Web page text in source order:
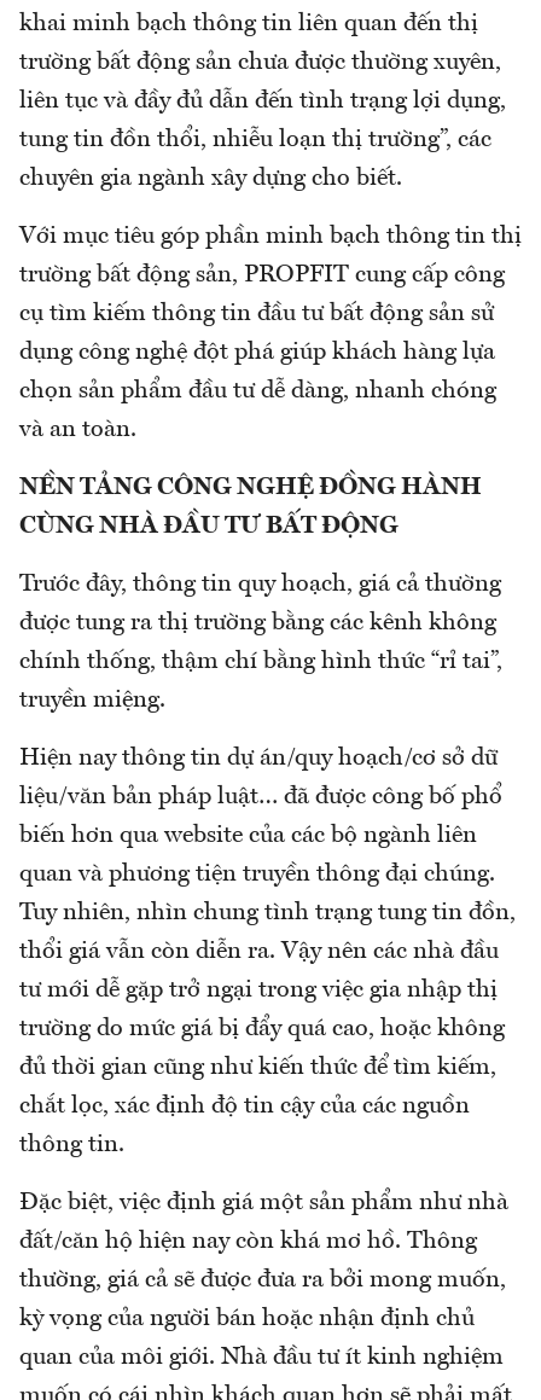
khai minh bạch thông tin liên quan đến thị
trường bất động sản chưa được thường xuyên,
liên tục và đầy đủ dẫn đến tình trạng lợi dụng,
tung tin đồn thổi, nhiễu loạn thị trường”, các
chuyên gia ngành xây dựng cho biết.
Với mục tiêu góp phần minh bạch thông tin thị
trường bất động sản, PROPFIT cung cấp công
cụ tìm kiếm thông tin đầu tư bất động sản sử
dụng công nghệ đột phá giúp khách hàng lựa
chọn sản phẩm đầu tư dễ dàng, nhanh chóng
và an toàn.
NỀN TẢNG CÔNG NGHỆ ĐỒNG HÀNH
CÙNG NHÀ ĐẦU TƯ BẤT ĐỘNG
Trước đây, thông tin quy hoạch, giá cả thường
được tung ra thị trường bằng các kênh không
chính thống, thậm chí bằng hình thức “rỉ tai”,
truyền miệng.
Hiện nay thông tin dự án/quy hoạch/cơ sở dữ
liệu/văn bản pháp luật… đã được công bố phổ
biến hơn qua website của các bộ ngành liên
quan và phương tiện truyền thông đại chúng.
Tuy nhiên, nhìn chung tình trạng tung tin đồn,
thổi giá vẫn còn diễn ra. Vậy nên các nhà đầu
tư mới dễ gặp trở ngại trong việc gia nhập thị
trường do mức giá bị đẩy quá cao, hoặc không
đủ thời gian cũng như kiến thức để tìm kiếm,
chắt lọc, xác định độ tin cậy của các nguồn
thông tin.
Đặc biệt, việc định giá một sản phẩm như nhà
đất/căn hộ hiện nay còn khá mơ hồ. Thông
thường, giá cả sẽ được đưa ra bởi mong muốn,
kỳ vọng của người bán hoặc nhận định chủ
quan của môi giới. Nhà đầu tư ít kinh nghiệm